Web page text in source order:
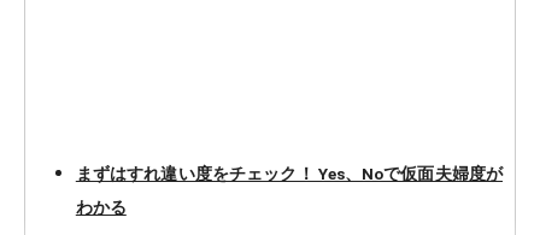
まずはすれ違い度をチェック！ Yes、Noで仮面夫婦度が
わかる